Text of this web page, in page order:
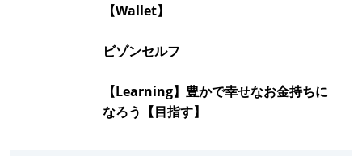
【Wallet】
ビゾンセルフ
【Learning】豊かで幸せなお金持ちに
なろう【目指す】